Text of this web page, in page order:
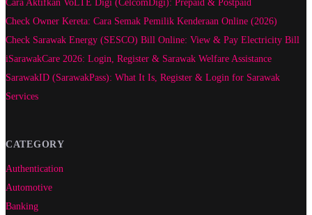
Check Owner Kereta: Cara Semak Pemilik Kenderaan Online (2026)
Check Sarawak Energy (SESCO) Bill Online: View & Pay Electricity Bill
iSarawakCare 2026: Login, Register & Sarawak Welfare Assistance
SarawakID (SarawakPass): What It Is, Register & Login for Sarawak
Services
CATEGORY
Authentication
Automotive
Banking